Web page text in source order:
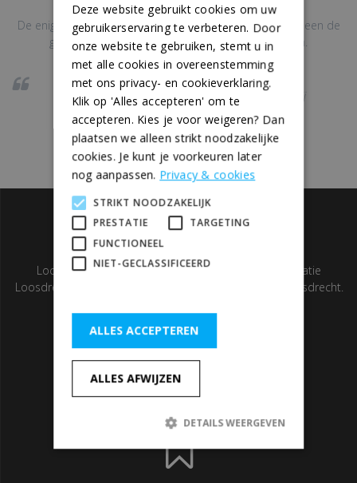
De enige dienstverlener die zijn klanten helpt om niet alleen de
goedkoopste, maar ook de beste deals te vinden.
Wij halen het meeste uit uw geld en kunnen hierbij
direct persoonlijk advies geven
Locatie Elburg: Havenkade 18A, 8081 GP Elburg. Locatie
Loosdrecht: Nieuw Loosdrechtsedijk 240A, 1231 LG Loosdrecht.
085 0650050
Deze website gebruikt cookies om uw
gebruikerservaring te verbeteren. Door
onze website te gebruiken, stemt u in
met alle cookies in overeenstemming
met ons privacy- en cookieverklaring.
Klik op 'Alles accepteren' om te
accepteren. Kies je voor weigeren? Dan
plaatsen we alleen strikt noodzakelijke
cookies. Je kunt je voorkeuren later
nog aanpassen. Privacy & cookies
STRIKT NOODZAKELIJK
PRESTATIE
TARGETING
FUNCTIONEEL
NIET-GECLASSIFICEERD
ALLES ACCEPTEREN
ALLES AFWIJZEN
DETAILS WEERGEVEN